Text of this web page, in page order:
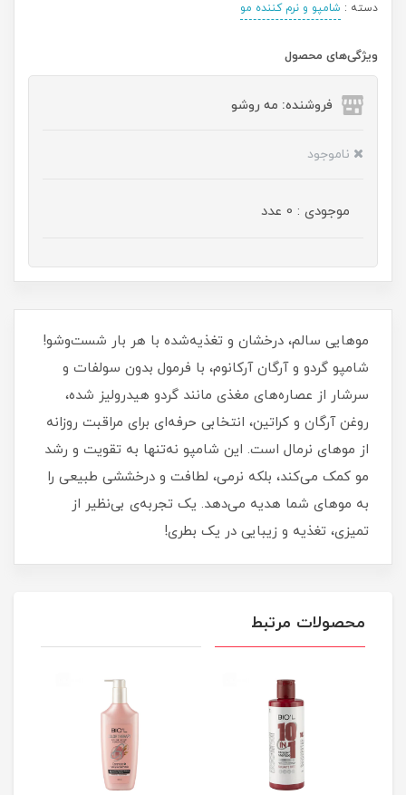
دسته : شامپو و نرم کننده مو
ویژگی‌های محصول
فروشنده: مه رو‌شو
ناموجود
موجودی : 0 عدد
موهایی سالم، درخشان و تغذیه‌شده با هر بار شست‌وشو!
شامپو گردو و آرگان آرکانوم، با فرمول بدون سولفات و
سرشار از عصاره‌های مغذی مانند گردو هیدرولیز شده،
روغن آرگان و کراتین، انتخابی حرفه‌ای برای مراقبت روزانه
از موهای نرمال است. این شامپو نه‌تنها به تقویت و رشد
مو کمک می‌کند، بلکه نرمی، لطافت و درخششی طبیعی را
به موهای شما هدیه می‌دهد. یک تجربه‌ی بی‌نظیر از
تمیزی، تغذیه و زیبایی در یک بطری!
محصولات مرتبط